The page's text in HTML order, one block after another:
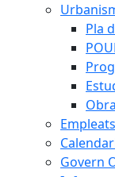
Pla
Govern